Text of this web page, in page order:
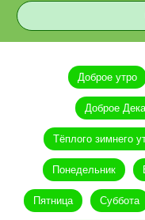
Доброе утро
Доброе
Тёплого зимнего
Понедельник
Пятница Суббота